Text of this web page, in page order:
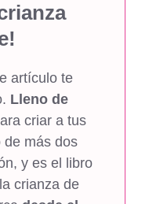
artículo te
Lleno de
criar a tus
de más dos
y es el libro
crianza de